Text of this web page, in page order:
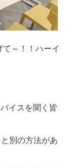
～！！ハーイ
イスを聞く皆
別の方法があ